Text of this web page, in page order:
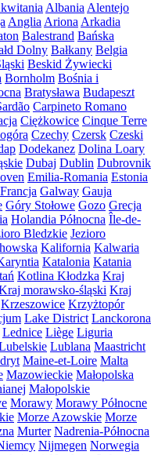
Albania Alentejo
Anglia Ariona Arkadia
Balestrand Bańska
Dolny Bałkany Belgia
Beskid Żywiecki
Bornholm Bośnia i
Bratysława Budapeszt
Carpineto Romano
Ciężkowice Cinque Terre
Czechy Czersk Czeski
Dodekanez Dolina Loary
Dubaj Dublin Dubrovnik
Emilia-Romania Estonia
Francja Galway Gauja
Góry Stołowe Gozo Grecja
Holandia Północna Île-de-
Bledzkie Jezioro
Kalifornia Kalwaria
Katalonia Katania
Kotlina Kłodzka Kraj
morawsko-śląski Kraj
Krzeszowice Krzyżtopór
Lake District Lanckorona
Lednice Liège Liguria
Lublana Maastricht
Maine-et-Loire Malta
Mazowieckie Małopolska
Małopolskie
Morawy Morawy Północne
Morze Azowskie Morze
Murter Nadrenia-Północna
Nijmegen Norwegia